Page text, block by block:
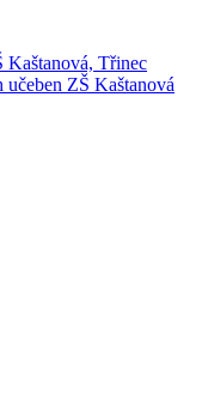
Třinec
ZŠ Kaštanová